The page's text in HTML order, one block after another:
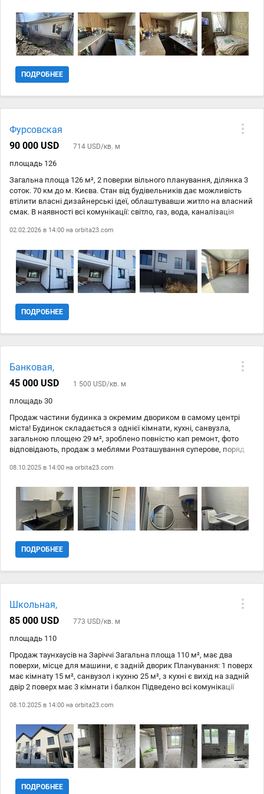
зарегистрированное предприятие с постоянным адресом,
квалифицированным персоналом и опытом работы. Тел: (097)
-800-17-32 (063) -647-15-24 (099) -760-74-79
— 1,7 сотки, приватизована. Двір окремий, є заїзд для автомобіля.
Зручне розташування — центр міста, поруч магазини, зупинки
транспорту, школа та інша інфраструктура. При продажу
залишаються меблі та техніка. Гарний варіант для комфортного
інформації та перегляду.
ПОДРОБНЕЕ
Фурсовская
90 000 USD
714 USD/кв. м
площадь 126
Загальна площа 126 м², 2 поверхи вільного планування, ділянка 3
соток. 70 км до м. Києва. Стан від будівельників дає можливість
втілити власні дизайнерські ідеї, облаштувавши житло на власний
смак. В наявності всі комунікації: світло, газ, вода, каналізація
комфортного проживання. Територія обгороджена. Торг можливий.
02.02.2026 в 14:00 на orbita23.com
ПОДРОБНЕЕ
Банковая,
45 000 USD
1 500 USD/кв. м
площадь 30
Продаж частини будинка з окремим двориком в самому центрі
міста! Будинок складається з однієї кімнати, кухні, санвузла,
загальною площею 29 м², зроблено повністю кап ремонт, фото
відповідають, продаж з меблями Розташування суперове, поряд
Телефонуйте, пропозиція актуальна
08.10.2025 в 14:00 на orbita23.com
ПОДРОБНЕЕ
Школьная,
85 000 USD
773 USD/кв. м
площадь 110
Продаж таунхаусів на Заріччі Загальна площа 110 м², має два
поверхи, місце для машини, є задній дворик Планування: 1 поверх
має кімнату 15 м², санвузол і кухню 25 м², з кухні є вихід на задній
двір 2 поверх має 3 кімнати і балкон Підведено всі комунікації
доступності річка
08.10.2025 в 14:00 на orbita23.com
ПОДРОБНЕЕ